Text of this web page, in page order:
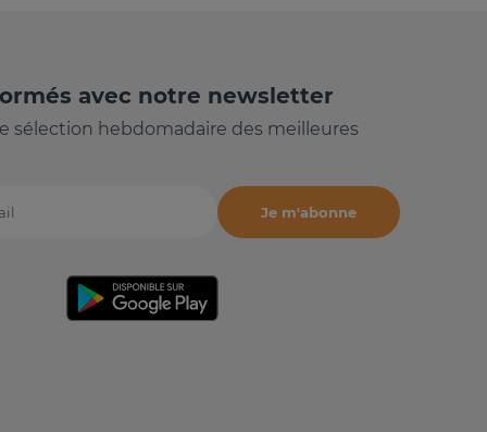
avec notre newsletter
sélection hebdomadaire des meilleures
Je m'abonne